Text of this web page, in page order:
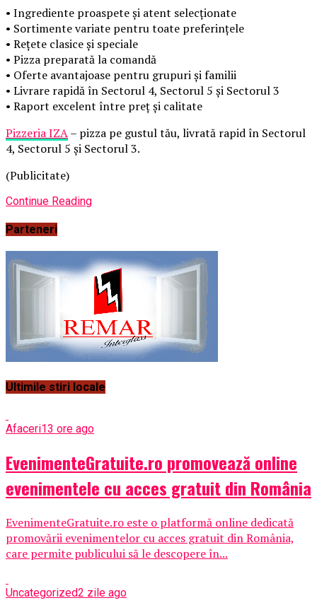
• Ingrediente proaspete și atent selecționate
• Sortimente variate pentru toate preferințele
• Rețete clasice și speciale
• Pizza preparată la comandă
• Oferte avantajoase pentru grupuri și familii
• Livrare rapidă în Sectorul 4, Sectorul 5 și Sectorul 3
• Raport excelent între preț și calitate
Pizzeria IZA– pizza pe gustul tău, livrată rapid în Sectorul
4, Sectorul 5 și Sectorul 3.
(Publicitate)
Continue Reading
Parteneri
Ultimile stiri locale
Afaceri13 ore ago
EvenimenteGratuite.ro promovează online
evenimentele cu acces gratuit din România
EvenimenteGratuite.ro este o platformă online dedicată
promovării evenimentelor cu acces gratuit din România,
care permite publicului să le descopere în...
Uncategorized2 zile ago